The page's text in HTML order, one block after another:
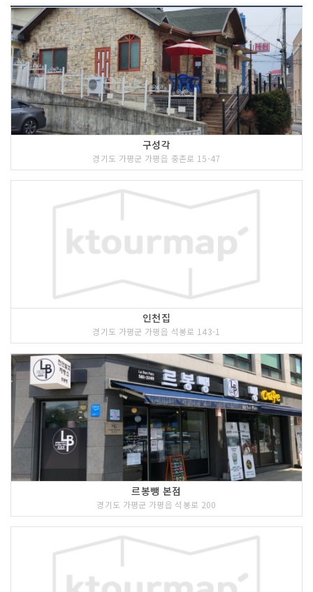
구성각
경기도 가평군 가평읍 중촌로 15-47
인천집
경기도 가평군 가평읍 석봉로 143-1
르봉뺑 본점
경기도 가평군 가평읍 석봉로 200